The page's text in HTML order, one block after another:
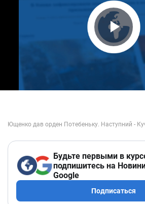
Play
Будьте первыми в
подпишитесь на
Google
Подписаться